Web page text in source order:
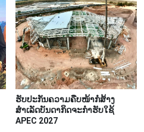
ຮັບປະກັນຄວາມຄືບໜ້າກໍ່ສ້າງ
ສຳເລັດບັນດາກິດຈະກຳຮັບໃຊ້
APEC 2027